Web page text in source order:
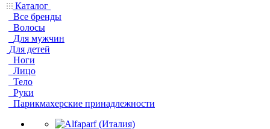
Каталог
Все бренды
Волосы
Для мужчин
Для детей
Ноги
Лицо
Тело
Руки
Парикмахерские принадлежности